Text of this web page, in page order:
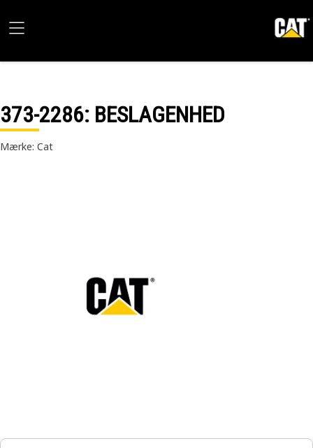
373-2286: BESLAGENHED
Mærke: Cat